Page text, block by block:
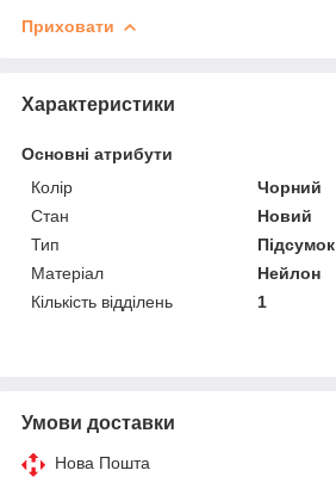
Приховати
Характеристики
Основні атрибути
Колір
Чорний
Стан
Новий
Тип
Підсумок
Матеріал
Нейлон
Кількість відділень
1
Умови доставки
Нова Пошта